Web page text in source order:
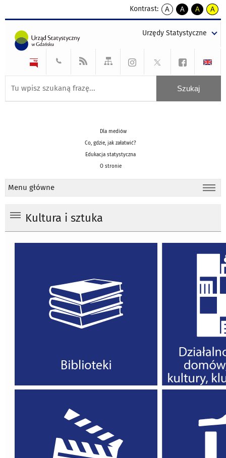
Kontrast:
A
kontrast
A
kontrast
tekst
czarnym
A
kontrast
tekst
czarnym
A
tekst
żółtym
Urzędy Statystyczne
Dla mediów
Co, gdzie, jak załatwić?
Edukacja statystyczna
O stronie
Menu główne
Kultura i sztuka